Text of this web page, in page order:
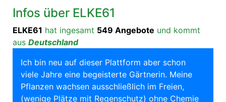
Infos über ELKE61
ELKE61 hat ingesamt 549 Angebote und kommt
aus Deutschland
Ich bin neu auf dieser Plattform aber schon
viele Jahre eine begeisterte Gärtnerin. Meine
Pflanzen wachsen ausschließlich im Freien,
(wenige Plätze mit Regenschutz) ohne Chemie